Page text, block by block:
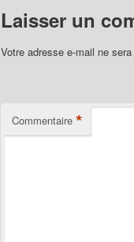
Laisser un
Votre adresse e-mail ne
Commentaire *